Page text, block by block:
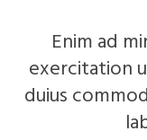
Enim ad
exercitation
duius